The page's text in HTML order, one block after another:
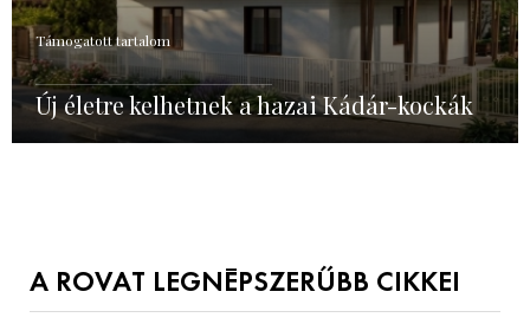
Támogatott tartalom
Új életre kelhetnek a hazai Kádár-kockák
A ROVAT LEGNÉPSZERŰBB CIKKEI